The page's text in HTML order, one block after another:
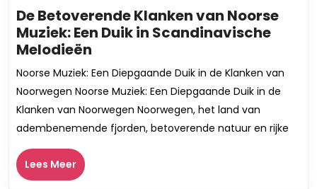
De Betoverende Klanken van Noorse
Muziek: Een Duik in Scandinavische
Melodieën
Betoverende
Klanken
van
Noorse
Muziek:
Noorse Muziek: Een Diepgaande Duik in de Klanken van
Noorwegen Noorse Muziek: Een Diepgaande Duik in de
Klanken van Noorwegen Noorwegen, het land van
adembenemende fjorden, betoverende natuur en rijke
Lees MeerLees
Meer